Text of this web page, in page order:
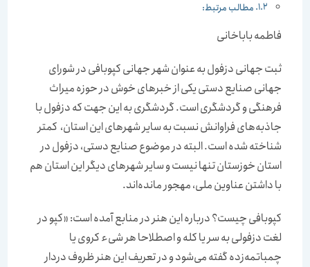
مطالب مرتبط:
فاطمه باباخانی
ثبت جهانی دزفول به عنوان شهر جهانی کپوبافی در شورای
جهانی صنایع دستی یکی از خبرهای خوش در حوزه میراث
فرهنگی و گردشگری است. گردشگری به این جهت که دزفول با
جاذبه‌های فراوانش نسبت به سایر شهرهای این استان، ‌‌‌ کمتر
شناخته شده است. البته در موضوع صنایع دستی، دزفول در
استان خوزستان تنها نیست و سایر شهرهای دیگر این استان هم
با داشتن عناوین ملی، مهجور مانده‌‌‌اند.
کپوبافی چیست؟ در‌باره این هنر در منابع آمده است: «کپو در
لغت دزفولی به سر یا کله و اصطلاحا هر شیء کروی یا
چمباتمه‌زده گفته می‌شود و در تعریف این هنر ظروف دردار